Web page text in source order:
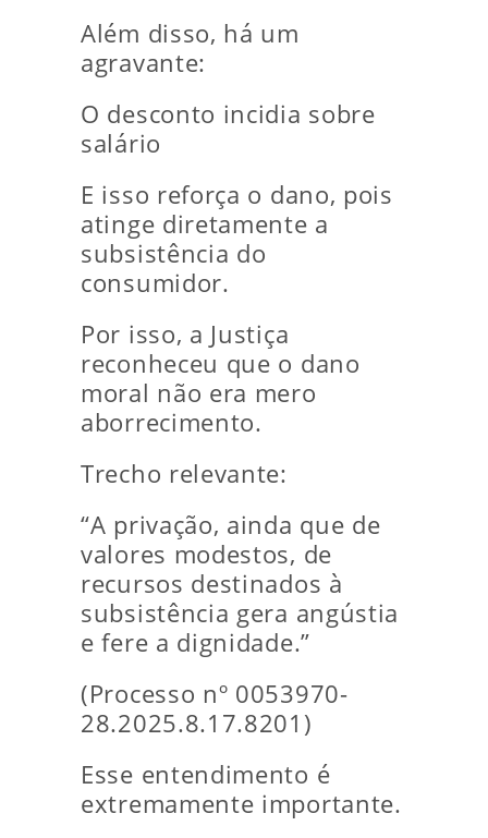
Além disso, há um
agravante:
O desconto incidia sobre
salário
E isso reforça o dano, pois
atinge diretamente a
subsistência do
consumidor.
Por isso, a Justiça
reconheceu que o dano
moral não era mero
aborrecimento.
Trecho relevante:
“A privação, ainda que de
valores modestos, de
recursos destinados à
subsistência gera angústia
e fere a dignidade.”
(Processo nº 0053970-
28.2025.8.17.8201)
Esse entendimento é
extremamente importante.